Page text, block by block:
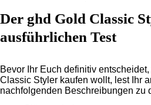
Der ghd Gold Classic
ausführlichen Test
Bevor Ihr Euch definitiv
Classic Styler kaufen wollt, lest Ihr
nachfolgenden Beschreibungen zu